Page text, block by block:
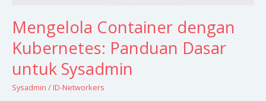
Mengelola Container dengan
Kubernetes: Panduan Dasar
untuk Sysadmin
Sysadmin / ID-Networkers